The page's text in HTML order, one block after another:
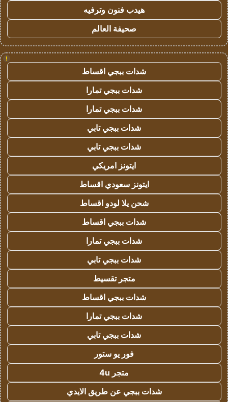
هيدب فنون وترفيه
صحيفة العالم
!
شدات ببجي اقساط
شدات ببجي تمارا
شدات ببجي تمارا
شدات ببجي تابي
شدات ببجي تابي
ايتونز امريكي
ايتونز سعودي اقساط
شحن يلا لودو اقساط
شدات ببجي اقساط
شدات ببجي تمارا
شدات ببجي تابي
متجر تقسيط
شدات ببجي اقساط
شدات ببجي تمارا
شدات ببجي تابي
فور يو ستور
متجر 4u
شدات ببجي عن طريق الايدي